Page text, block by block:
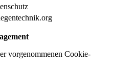
vorgenommenen Cookie-